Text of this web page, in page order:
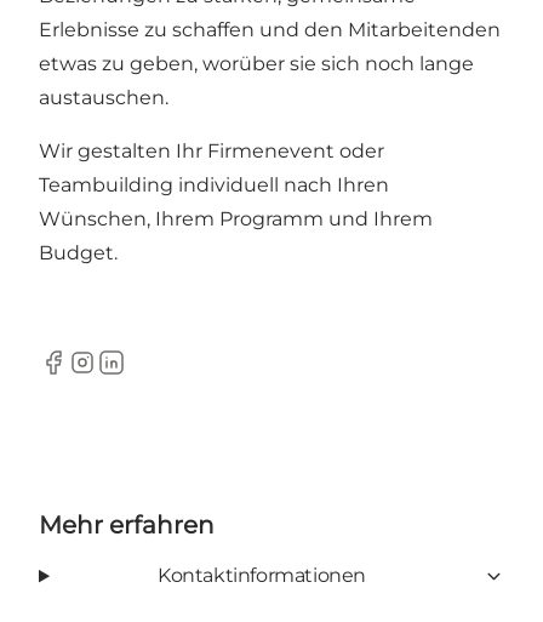
Erlebnisse zu schaffen und den Mitarbeitenden
etwas zu geben, worüber sie sich noch lange
austauschen.
Wir gestalten Ihr Firmenevent oder
Teambuilding individuell nach Ihren
Wünschen, Ihrem Programm und Ihrem
Budget.
Facebook
Instagram
LinkedIn
Mehr erfahren
Kontaktinformationen